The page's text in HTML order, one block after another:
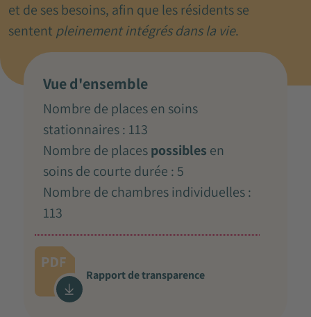
et de ses besoins, afin que les résidents se
sentent pleinement intégrés dans la vie.
Vue d'ensemble
Nombre de places en soins
stationnaires : 113
Nombre de placespossibles en
soins de courte durée : 5
Nombre de chambres individuelles :
113
Rapport de transparence